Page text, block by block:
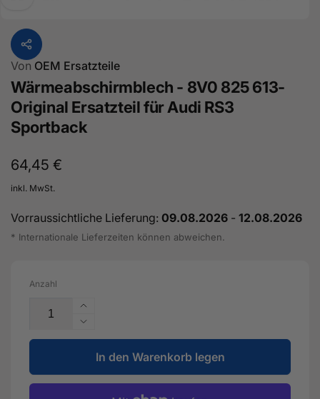
Von OEM Ersatzteile
Wärmeabschirmblech - 8V0 825 613-
Original Ersatzteil für Audi RS3
Sportback
Normaler
Preis
64,45 €
inkl. MwSt.
Vorraussichtliche Lieferung: 09.08.2026 - 12.08.2026
* Internationale Lieferzeiten können abweichen.
Anzahl
Erhöhe
die
Menge
für
Wärmeabschirmblech
-
Verringere
die
Menge
für
Wärmeabschirmblech
In den Warenkorb legen